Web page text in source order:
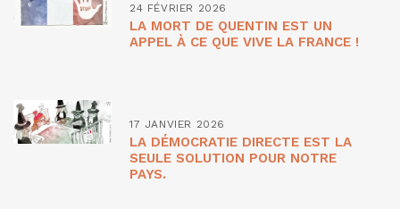
24 FÉVRIER 2026
LA MORT DE QUENTIN EST UN
APPEL À CE QUE VIVE LA FRANCE !
17 JANVIER 2026
LA DÉMOCRATIE DIRECTE EST LA
SEULE SOLUTION POUR NOTRE
PAYS.